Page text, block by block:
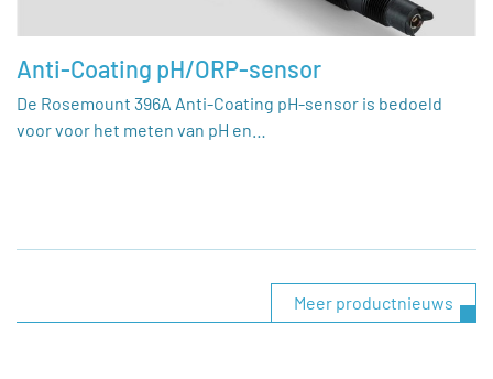
Anti-Coating pH/ORP-sensor
De Rosemount 396A Anti-Coating pH-sensor is bedoeld
voor voor het meten van pH en…
Meer productnieuws